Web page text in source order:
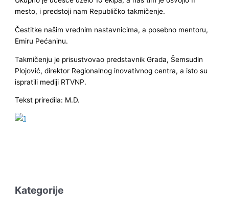
mesto, i predstoji nam Republičko takmičenje.
Čestitke našim vrednim nastavnicima, a posebno mentoru,
Emiru Pećaninu.
Takmičenju je prisustvovao predstavnik Grada, Šemsudin
Plojović, direktor Regionalnog inovativnog centra, a isto su
ispratili mediji RTVNP.
Tekst priredila: M.D.
Kategorije